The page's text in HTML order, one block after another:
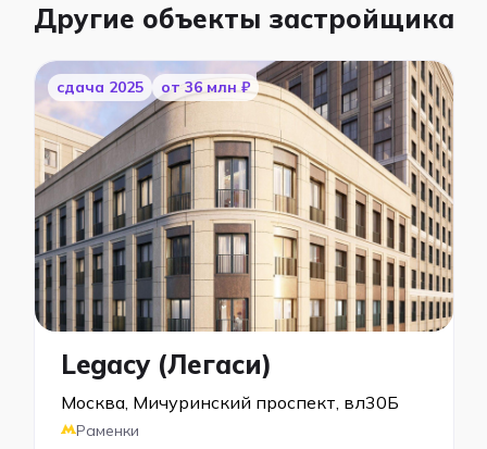
Другие объекты застройщика
cдача 2025 от 36 млн ₽
Legacy (Легаси)
Москва, Мичуринский проспект, вл30Б
Раменки